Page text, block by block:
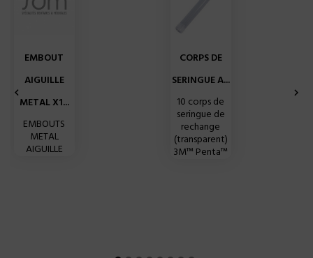
EMBOUT
AIGUILLE
METAL X1...
EMBOUTS
METAL
AIGUILLE
CORPS DE
SERINGUE A...
10 corps de
seringue de
rechange
(transparent)
3M™ Penta™
 